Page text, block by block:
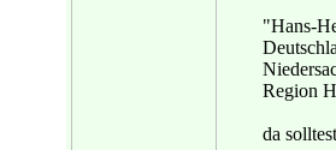
"Hans-
Region
da